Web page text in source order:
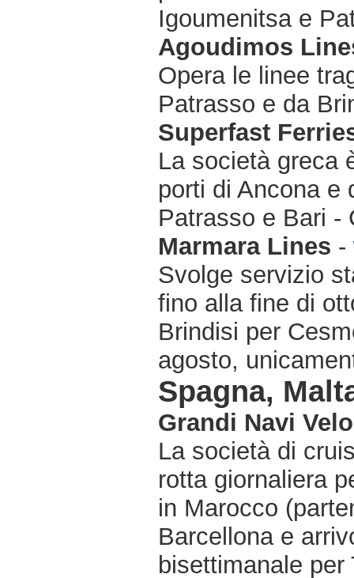
Igoumenitsa e
Agoudimos
Opera le linee
Patrasso e da
Superfast
La società greca
porti di Ancona e
Patrasso e Bari -
Marmara Lines -
Svolge servizio
fino alla fine di
Brindisi per
agosto,
Spagna,
Grandi Navi
La società di
rotta giornaliera
in Marocco
Barcellona e
bisettimanale